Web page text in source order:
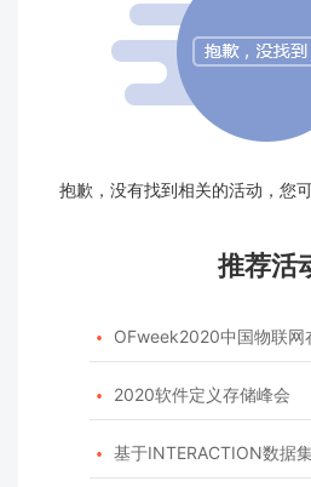
抱歉，没有找到相关的活动，您
推荐活
 OFweek2020中国物联网
 2020软件定义存储峰会
 基于INTERACTION数据集的自